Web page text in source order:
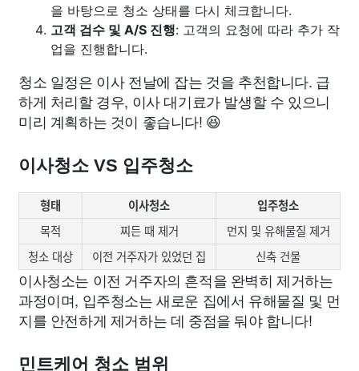
을 바탕으로 청소 상태를 다시 체크합니다.
고객 검수 및 A/S 진행: 고객의 요청에 따라 추가 작
업을 진행합니다.
청소 일정은 이사 전날에 잡는 것을 추천합니다. 급
하게 처리할 경우, 이사 대기료가 발생할 수 있으니
미리 계획하는 것이 좋습니다! 😆
이사청소 VS 입주청소
형태 이사청소
입주청소
목적
찌든 때 제거
먼지 및 유해물질 제거
청소 대상
이전 거주자가 있었던 집 신축 건물
이사청소는 이전 거주자의 흔적을 완벽히 제거하는
과정이며, 입주청소는 새로운 집에서 유해물질 및 먼
지를 안전하게 제거하는 데 중점을 둬야 합니다!
민트케어 청소 범위